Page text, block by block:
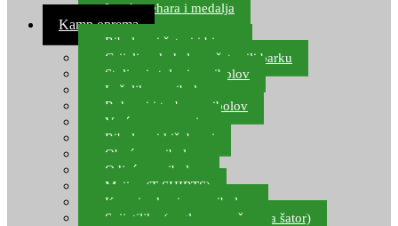
Izrada pehara i medalja
Kamp oprema
Ribolovni šatori i bivvy
Grijalice, kuhala za šator ili barku
Stolice i stolovi za ribolov
Ležaljke za ribolov
Ruksaci i torbe za ribolov
Vreće za spavanje
Ribolovni kišobrani
Obuća za ribolov
Odjeća za ribolov
Majice (T-SHIRTS)
Kape i rukavice za ribolov
Svijetiljke (naglavne, ručne, za šator)